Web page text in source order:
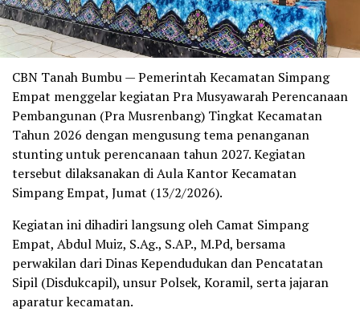
CBN Tanah Bumbu — Pemerintah Kecamatan Simpang
Empat menggelar kegiatan Pra Musyawarah Perencanaan
Pembangunan (Pra Musrenbang) Tingkat Kecamatan
Tahun 2026 dengan mengusung tema penanganan
stunting untuk perencanaan tahun 2027. Kegiatan
tersebut dilaksanakan di Aula Kantor Kecamatan
Simpang Empat, Jumat (13/2/2026).
Kegiatan ini dihadiri langsung oleh Camat Simpang
Empat, Abdul Muiz, S.Ag., S.AP., M.Pd, bersama
perwakilan dari Dinas Kependudukan dan Pencatatan
Sipil (Disdukcapil), unsur Polsek, Koramil, serta jajaran
aparatur kecamatan.